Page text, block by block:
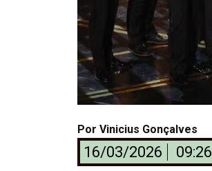
Por Vinicius Gonçalves
16/03/2026 09:26